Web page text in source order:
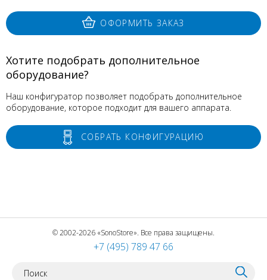
ОФОРМИТЬ ЗАКАЗ
Хотите подобрать дополнительное
оборудование?
Наш конфигуратор позволяет подобрать дополнительное
оборудование, которое подходит для вашего аппарата.
СОБРАТЬ КОНФИГУРАЦИЮ
© 2002-2026 «SonoStore». Все права защищены.
+7 (495) 789 47 66